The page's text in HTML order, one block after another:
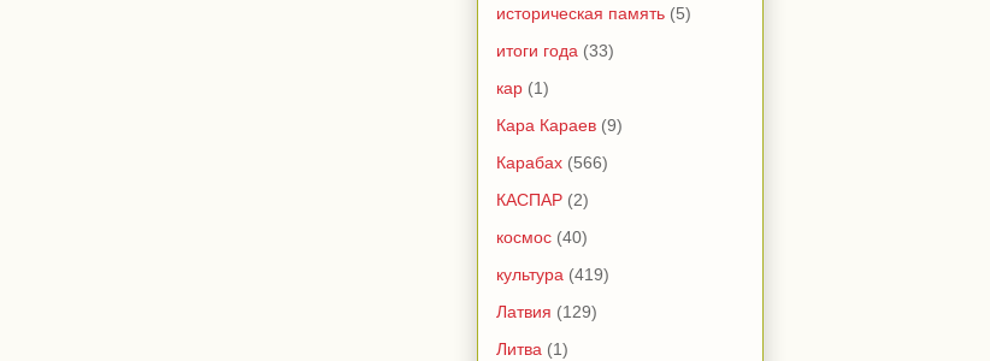
историческая память (5)
итоги года (33)
кар (1)
Кара Караев (9)
Карабах (566)
КАСПАР (2)
космос (40)
культура (419)
Латвия (129)
Литва (1)